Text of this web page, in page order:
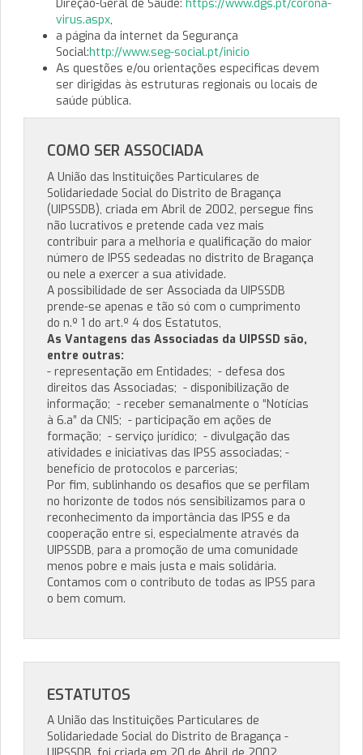
Direção-Geral de Saúde: https://www.dgs.pt/corona-
virus.aspx,
a página da internet da Segurança
Social:http://www.seg-social.pt/inicio
As questões e/ou orientações especificas devem
ser dirigidas às estruturas regionais ou locais de
saúde pública.
COMO SER ASSOCIADA
A União das Instituições Particulares de
Solidariedade Social do Distrito de Bragança
(UIPSSDB), criada em Abril de 2002, persegue fins
não lucrativos e pretende cada vez mais
contribuir para a melhoria e qualificação do maior
número de IPSS sedeadas no distrito de Bragança
ou nele a exercer a sua atividade.
A possibilidade de ser Associada da UIPSSDB
prende-se apenas e tão só com o cumprimento
do n.º 1 do art.º 4 dos Estatutos,
As Vantagens das Associadas da UIPSSD são,
entre outras:
- representação em Entidades; - defesa dos
direitos das Associadas; - disponibilização de
informação; - receber semanalmente o “Notícias
à 6.a” da CNIS; - participação em ações de
formação; - serviço jurídico; - divulgação das
atividades e iniciativas das IPSS associadas; -
benefício de protocolos e parcerias;
Por fim, sublinhando os desafios que se perfilam
no horizonte de todos nós sensibilizamos para o
reconhecimento da importância das IPSS e da
cooperação entre si, especialmente através da
UIPSSDB, para a promoção de uma comunidade
menos pobre e mais justa e mais solidária.
Contamos com o contributo de todas as IPSS para
o bem comum.
ESTATUTOS
A União das Instituições Particulares de
Solidariedade Social do Distrito de Bragança -